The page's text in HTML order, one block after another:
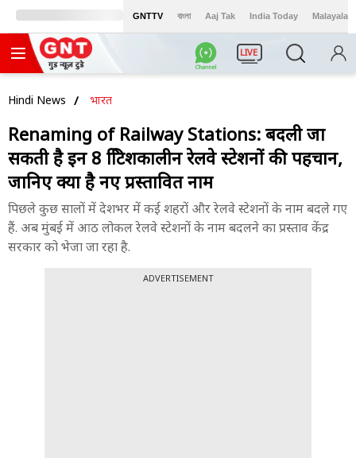
GNTTV বাংলা Aaj Tak India Today Malayalam
LIVE
Hindi News भारत
Renaming of Railway Stations: बदली जा
सकती है इन 8 ब्रिटिशकालीन रेलवे स्टेशनों की पहचान,
जानिए क्या है नए प्रस्तावित नाम
पिछले कुछ सालों में देशभर में कई शहरों और रेलवे स्टेशनों के नाम बदले गए
हैं. अब मुंबई में आठ लोकल रेलवे स्टेशनों के नाम बदलने का प्रस्ताव केंद्र
सरकार को भेजा जा रहा है.
ADVERTISEMENT